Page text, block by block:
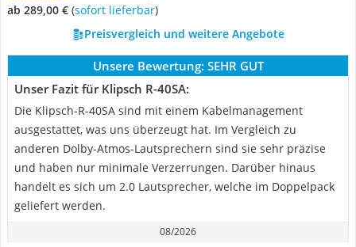
ab 289,00 € ( Sofort lieferbar)
Preisvergleich und weitere Angebote
Unsere Bewertung: SEHR GUT
Unser Fazit für Klipsch R-40SA:
Die Klipsch-R-40SA sind mit einem Kabelmanagement
ausgestattet, was uns überzeugt hat. Im Vergleich zu
anderen Dolby-Atmos-Lautsprechern sind sie sehr präzise
und haben nur minimale Verzerrungen. Darüber hinaus
handelt es sich um 2.0 Lautsprecher, welche im Doppelpack
geliefert werden.
08/2026